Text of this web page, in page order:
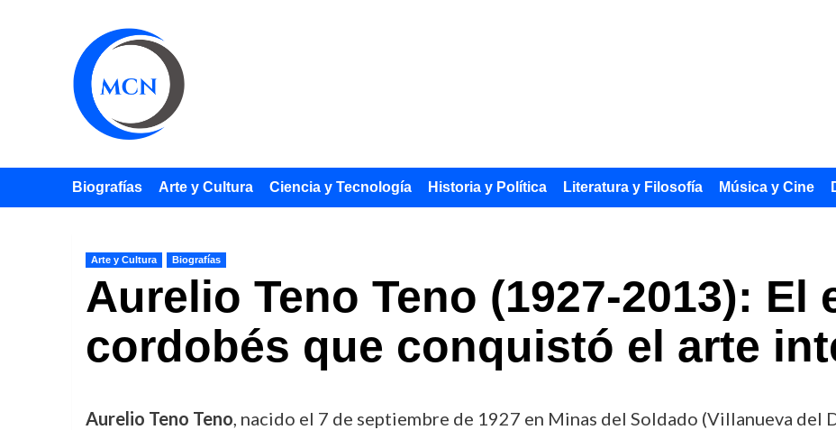
Biografías Arte y Cultura Ciencia y Tecnología Historia y Política Literatura y Filosofía Música y Cine
Arte y Cultura Biografías
Aurelio Teno Teno (1927-2013): El
cordobés que conquistó el arte
Aurelio Teno Teno, nacido el 7 de septiembre de 1927 en Minas del Soldado (Villanueva del